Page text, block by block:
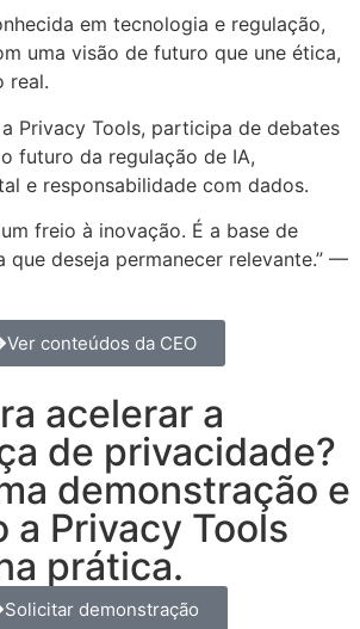
em tecnologia e regulação,
uma visão de futuro que une ética,
real.
Privacy Tools, participa de debates
futuro da regulação de IA,
e responsabilidade com dados.
freio à inovação. É a base de
que deseja permanecer relevante.” —
Ver conteúdos da CEO
acelerar a
de privacidade?
demonstração e
a Privacy Tools
prática.
Solicitar demonstração